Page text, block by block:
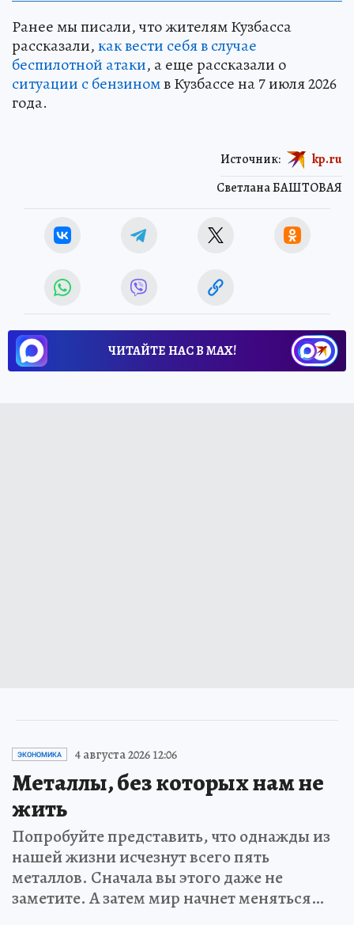
Ранее мы писали, что жителям Кузбасса
рассказали,как вести себя в случае
беспилотной атаки, а еще рассказали о
ситуации с бензиномв Кузбассе на 7 июля 2026
года.
Светлана БАШТОВАЯ
Источник: kp.ru
ЧИТАЙТЕ НАС В МАХ!
ЭКОНОМИКА 4 августа 2026 12:06
Металлы, без которых нам не
жить
Попробуйте представить, что однажды из
нашей жизни исчезнут всего пять
металлов. Сначала вы этого даже не
заметите. А затем мир начнет меняться…